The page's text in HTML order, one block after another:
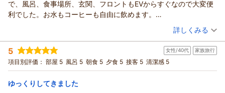
身に余るほどのお言葉をいただき、心より御礼申し上げます。
源泉かけ流しのお湯、お部屋の清潔さやお布団まで丁寧に感じ
取っていただけたこと、大変嬉しく拝読いたしました。そし
て、お食事や接客にまで過分なお言葉をいただき、スタッフ一
同大きな励みをいただいております。
「あと５０回は行きたい」とのお気持ちにお応えできるよう、
これからも、ほっと心がゆるむ宿であり続けられるよう努めて
まいります。
で、風呂、食事場所、玄関、フロントもEVからすぐなので大変便
利でした。お水もコーヒーも自由に飲めます。
夕食前には教えていただいた散歩コースを４０分ほど、温泉街を
散策できました。ホテルは少なく昔ながらの旅館が両サイドに立
ち並んで風情を感じさせてくれます。桜、桃がちょうど咲き誇
り、渓谷を渡った先の文殊堂（県宝）には芭蕉の句碑がありまし
た。温泉はすべて数種類の源泉をブレンドした掛け流し（加温・
は道の駅マルメロの駅にて地場野菜や味噌を買い込みました。人
（投稿日：2026/04/19）
宿泊時期： 2026年04月宿泊 (夫婦旅行)
投稿者： アヒルさん
宿泊プラン： 【じゃらんスペシャルウィーク】 【くつろぎの基本プラン】
とろける信州牛と里山の恵みを堪能
和室 朝・夕
宿泊価格帯： 17,001～18,000円(大人一人あたり/税込)
詳しくみる
5 女性/40代 家族旅行
項目別評価： 部屋 5 風呂 5 朝食 5 夕食 5 接客 5 清潔感 5
ゆっくりしてきました